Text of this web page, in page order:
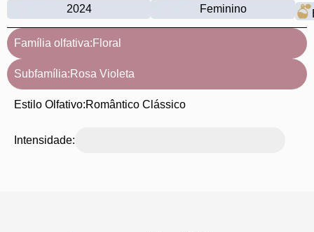
2024 Feminino
Família olfativa: Floral
Subfamília: Rosa Violeta
Estilo Olfativo:Romântico Clássico
Intensidade: